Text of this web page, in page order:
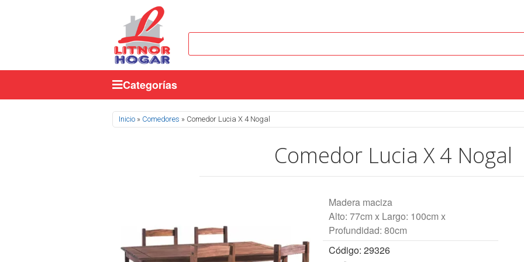
Categorías
Se encuentra usted aquí
Inicio » Comedores » Comedor Lucia X 4 Nogal
Comedor Lucia X 4 Nogal
Madera maciza
Alto: 77cm x Largo: 100cm x
Profundidad: 80cm
Código: 29326